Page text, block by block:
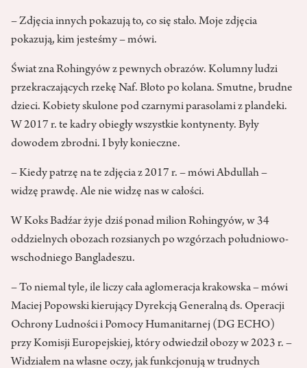
– Zdjęcia innych pokazują to, co się stało. Moje zdjęcia
pokazują, kim jesteśmy – mówi.
Świat zna Rohingyów z pewnych obrazów. Kolumny ludzi
przekraczających rzekę Naf. Błoto po kolana. Smutne, brudne
dzieci. Kobiety skulone pod czarnymi parasolami z plandeki.
W 2017 r. te kadry obiegły wszystkie kontynenty. Były
dowodem zbrodni. I były konieczne.
– Kiedy patrzę na te zdjęcia z 2017 r. – mówi Abdullah –
widzę prawdę. Ale nie widzę nas w całości.
W Koks Badźar żyje dziś ponad milion Rohingyów, w 34
oddzielnych obozach rozsianych po wzgórzach południowo-
wschodniego Bangladeszu.
– To niemal tyle, ile liczy cała aglomeracja krakowska – mówi
Maciej Popowski kierujący Dyrekcją Generalną ds. Operacji
Ochrony Ludności i Pomocy Humanitarnej (DG ECHO)
przy Komisji Europejskiej, który odwiedził obozy w 2023 r. –
Widziałem na własne oczy, jak funkcjonują w trudnych